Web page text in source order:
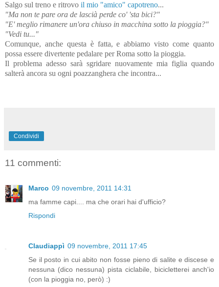
Salgo sul treno e ritrovo il mio "amico" capotreno...
"Ma non te pare ora de lascià perde co' 'sta bici?"
"E' meglio rimanere un'ora chiuso in macchina sotto la pioggia?"
"Vedi tu..."
Comunque, anche questa è fatta, e abbiamo visto come quanto
possa essere divertente pedalare per Roma sotto la pioggia.
Il problema adesso sarà sgridare nuovamente mia figlia quando
salterà ancora su ogni poazzanghera che incontra...
Condividi
11 commenti:
Marco 09 novembre, 2011 14:31
ma famme capi.... ma che orari hai d'ufficio?
Rispondi
Claudiappì 09 novembre, 2011 17:45
Se il posto in cui abito non fosse pieno di salite e discese e
nessuna (dico nessuna) pista ciclabile, bicicletterei anch'io
(con la pioggia no, però) :)